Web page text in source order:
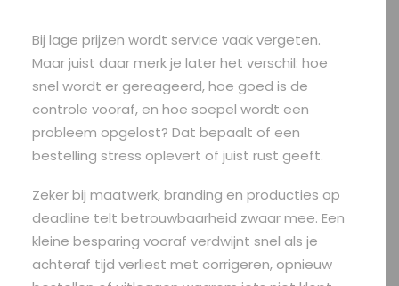
Bij lage prijzen wordt service vaak vergeten.
Maar juist daar merk je later het verschil: hoe
snel wordt er gereageerd, hoe goed is de
controle vooraf, en hoe soepel wordt een
probleem opgelost? Dat bepaalt of een
bestelling stress oplevert of juist rust geeft.
Zeker bij maatwerk, branding en producties op
deadline telt betrouwbaarheid zwaar mee. Een
kleine besparing vooraf verdwijnt snel als je
achteraf tijd verliest met corrigeren, opnieuw